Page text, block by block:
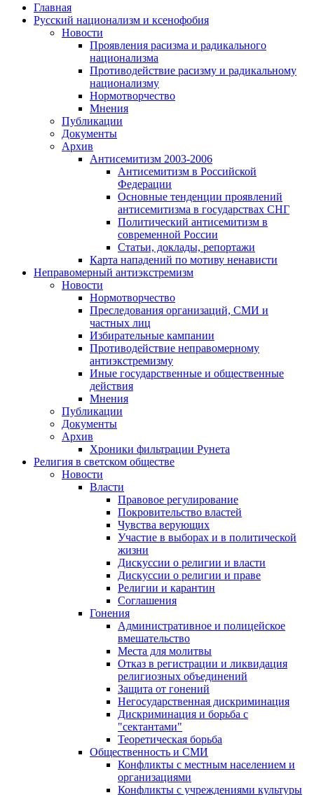
Главная
Русский национализм и ксенофобия
Новости
Проявления расизма и радикального
национализма
Противодействие расизму и радикальному
национализму
Нормотворчество
Мнения
Публикации
Документы
Архив
Антисемитизм 2003-2006
Антисемитизм в Российской
Федерации
Основные тенденции проявлений
антисемитизма в государствах СНГ
Политический антисемитизм в
современной России
Статьи, доклады, репортажи
Карта нападений по мотиву ненависти
Неправомерный антиэкстремизм
Новости
Нормотворчество
Преследования организаций, СМИ и
частных лиц
Избирательные кампании
Противодействие неправомерному
антиэкстремизму
Иные государственные и общественные
действия
Мнения
Публикации
Документы
Архив
Хроники фильтрации Рунета
Религия в светском обществе
Новости
Власти
Правовое регулирование
Покровительство властей
Чувства верующих
Участие в выборах и в политической
жизни
Дискуссии о религии и власти
Дискуссии о религии и праве
Религии и карантин
Соглашения
Гонения
Административное и полицейское
вмешательство
Места для молитвы
Отказ в регистрации и ликвидация
религиозных объединений
Защита от гонений
Негосударственная дискриминация
Дискриминация и борьба с
"сектантами"
Теоретическая борьба
Общественность и СМИ
Конфликты с местным населением и
организациями
Конфликты с учреждениями культуры